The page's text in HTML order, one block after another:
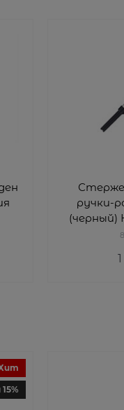
ручки-
(черный)